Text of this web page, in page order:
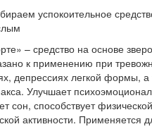
– средство на основе
к применению при
депрессиях легкой формы, а
Улучшает
сон, способствует
активности. Применяется